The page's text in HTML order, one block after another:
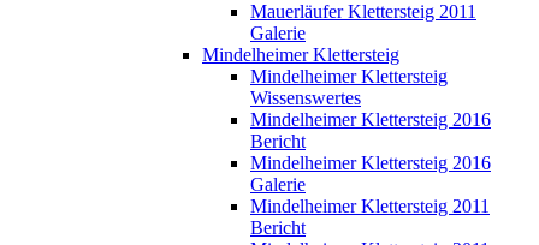
Mauerläufer Klettersteig 2011
Galerie
Mindelheimer Klettersteig
Mindelheimer Klettersteig
Wissenswertes
Mindelheimer Klettersteig 2016
Bericht
Mindelheimer Klettersteig 2016
Galerie
Mindelheimer Klettersteig 2011
Bericht